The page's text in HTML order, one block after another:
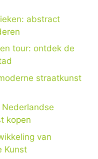
abstract
tour: ontdek de
straatkunst
kopen
van
Kunst